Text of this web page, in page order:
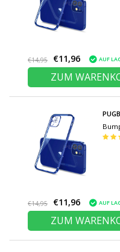
€14,95 €11,96 AUF
ZUM
PUGB
Blue
€14,95 €11,96 AUF
ZUM